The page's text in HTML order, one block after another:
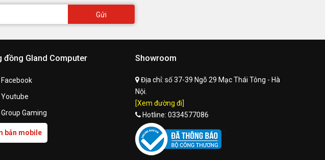
Gửi
đồng Gland Computer
Facebook
Youtube
Group Gaming
bản mobile
Showroom
Địa chỉ: số 37-39 Ngõ 29 Mạc Thái Tông - Hà
Nội.
[Xem đường đi]
Hotline: 0334577086